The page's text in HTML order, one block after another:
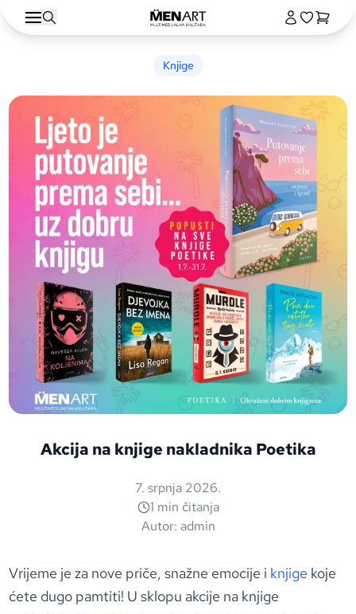
Knjige
Akcija na knjige nakladnika Poetika
7. srpnja 2026.
1 min čitanja
Autor: admin
Vrijeme je za nove priče, snažne emocije i knjige koje
ćete dugo pamtiti! U sklopu akcije na knjige